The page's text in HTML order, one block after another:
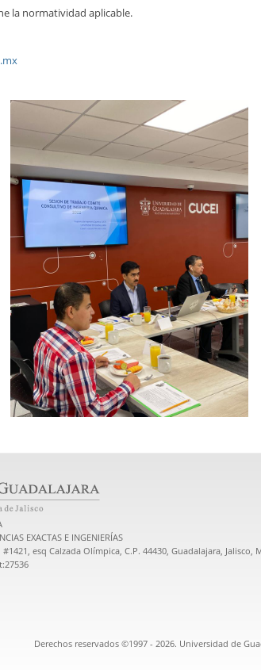
normatividad aplicable.
EXACTAS E INGENIERÍAS
esq Calzada Olímpica, C.P. 44430, Guadalajara, Jalisco,
Derechos reservados ©1997 - 2026. Universidad de